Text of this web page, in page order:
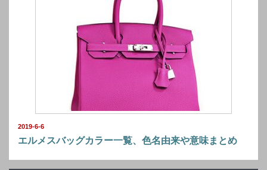
2019-6-6
エルメスバッグカラー一覧、色名由来や意味まとめ